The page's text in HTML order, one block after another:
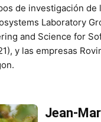
de investigación de
Laboratory
and Science for
y las empresas
Jean-